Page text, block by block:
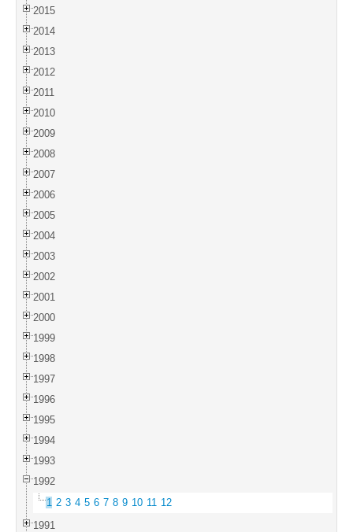
2015
2014
2013
2012
2011
2010
2009
2008
2007
2006
2005
2004
2003
2002
2001
2000
1999
1998
1997
1996
1995
1994
1993
1992
1 2 3 4 5 6 7 8 9 10 11 12
1991